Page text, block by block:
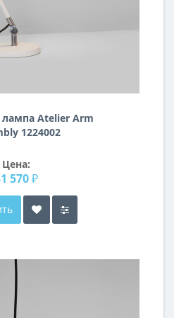
лампа Atelier Arm
1224002
Цена:
570 ₽